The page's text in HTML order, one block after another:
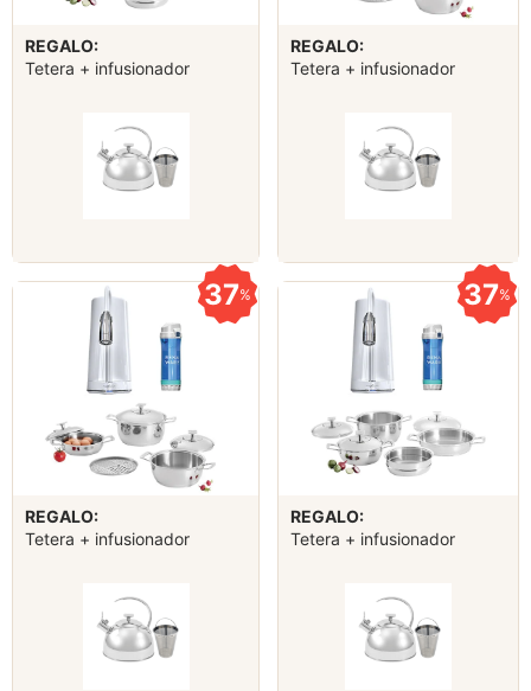
REGALO:
Tetera + infusionador
REGALO:
Tetera + infusionador
37%
REGALO:
Tetera + infusionador
37%
REGALO:
Tetera + infusionador